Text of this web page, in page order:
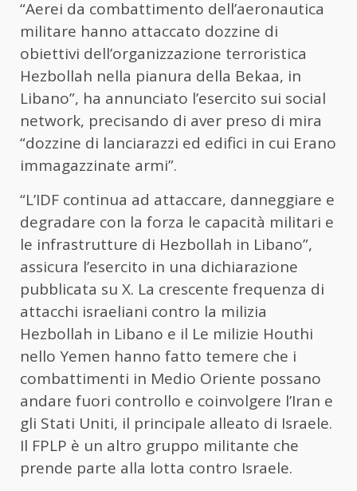
“Aerei da combattimento dell’aeronautica
militare hanno attaccato dozzine di
obiettivi dell’organizzazione terroristica
Hezbollah nella pianura della Bekaa, in
Libano”, ha annunciato l’esercito sui social
network, precisando di aver preso di mira
“dozzine di lanciarazzi ed edifici in cui Erano
immagazzinate armi”.
“L’IDF continua ad attaccare, danneggiare e
degradare con la forza le capacità militari e
le infrastrutture di Hezbollah in Libano”,
assicura l’esercito in una dichiarazione
pubblicata su X. La crescente frequenza di
attacchi israeliani contro la milizia
Hezbollah in Libano e il Le milizie Houthi
nello Yemen hanno fatto temere che i
combattimenti in Medio Oriente possano
andare fuori controllo e coinvolgere l’Iran e
gli Stati Uniti, il principale alleato di Israele.
Il FPLP è un altro gruppo militante che
prende parte alla lotta contro Israele.